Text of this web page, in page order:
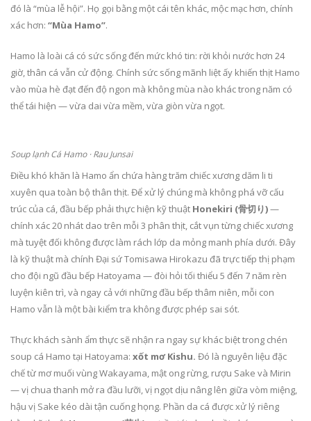
đó là “mùa lễ hội”. Họ gọi bằng một cái tên khác, mộc mạc hơn, chính
xác hơn: “Mùa Hamo”.
Hamo là loài cá có sức sống đến mức khó tin: rời khỏi nước hơn 24
giờ, thân cá vẫn cử động. Chính sức sống mãnh liệt ấy khiến thịt Hamo
vào mùa hè đạt đến độ ngon mà không mùa nào khác trong năm có
thể tái hiện — vừa dai vừa mềm, vừa giòn vừa ngọt.
Soup lạnh Cá Hamo · Rau Junsai
Điều khó khăn là Hamo ẩn chứa hàng trăm chiếc xương dăm li ti
xuyên qua toàn bộ thân thịt. Để xử lý chúng mà không phá vỡ cấu
trúc của cá, đầu bếp phải thực hiện kỹ thuật Honekiri (骨切り)—
chính xác 20 nhát dao trên mỗi 3 phân thịt, cắt vụn từng chiếc xương
mà tuyệt đối không được làm rách lớp da mỏng manh phía dưới. Đây
là kỹ thuật mà chính Đại sứ Tomisawa Hirokazu đã trực tiếp thị phạm
cho đội ngũ đầu bếp Hatoyama — đòi hỏi tối thiểu 5 đến 7 năm rèn
luyện kiên trì, và ngay cả với những đầu bếp thâm niên, mỗi con
Hamo vẫn là một bài kiểm tra không được phép sai sót.
Thực khách sành ẩm thực sẽ nhận ra ngay sự khác biệt trong chén
soup cá Hamo tại Hatoyama: xốt mơ Kishu. Đó là nguyên liệu đặc
chế từ mơ muối vùng Wakayama, mật ong rừng, rượu Sake và Mirin
— vị chua thanh mở ra đầu lưỡi, vị ngọt dịu nâng lên giữa vòm miệng,
hậu vị Sake kéo dài tận cuống họng. Phần da cá được xử lý riêng